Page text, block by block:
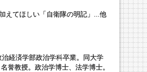
えてほしい「自衛隊の明記」...他
経済学部政治学科卒業。同大学
誉教授。政治学博士、法学博士。